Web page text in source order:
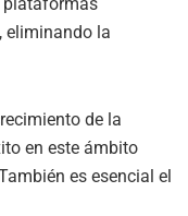
eliminando la
de la
en este ámbito
es esencial el